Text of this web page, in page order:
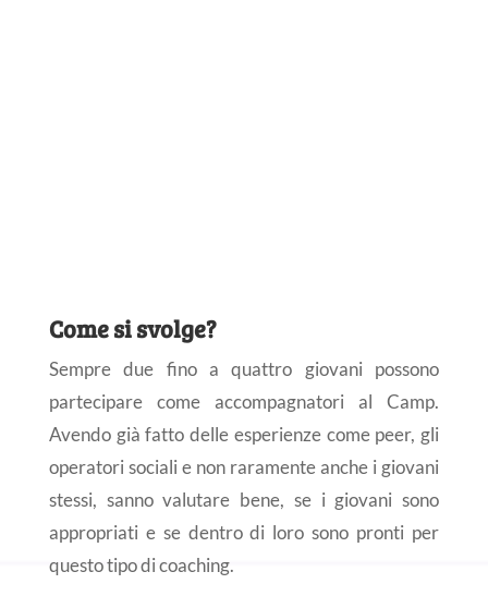
Come si svolge?
Sempre due fino a quattro giovani possono
partecipare come accompagnatori al Camp.
Avendo già fatto delle esperienze come peer, gli
operatori sociali e non raramente anche i giovani
stessi, sanno valutare bene, se i giovani sono
appropriati e se dentro di loro sono pronti per
questo tipo di coaching.